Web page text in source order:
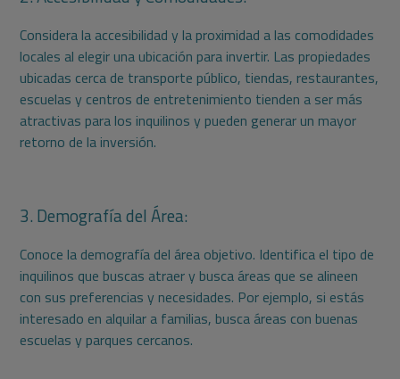
Considera la accesibilidad y la proximidad a las comodidades
locales al elegir una ubicación para invertir. Las propiedades
ubicadas cerca de transporte público, tiendas, restaurantes,
escuelas y centros de entretenimiento tienden a ser más
atractivas para los inquilinos y pueden generar un mayor
retorno de la inversión.
3. Demografía del Área:
Conoce la demografía del área objetivo. Identifica el tipo de
inquilinos que buscas atraer y busca áreas que se alineen
con sus preferencias y necesidades. Por ejemplo, si estás
interesado en alquilar a familias, busca áreas con buenas
escuelas y parques cercanos.